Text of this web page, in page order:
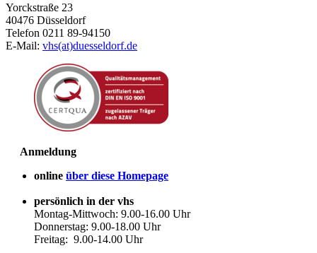
Yorckstraße 23
40476 Düsseldorf
Telefon 0211 89-94150
E-Mail: vhs(at)duesseldorf.de
Anmeldung
online über diese Homepage
persönlich in der vhs
Montag-Mittwoch: 9.00-16.00 Uhr
Donnerstag: 9.00-18.00 Uhr
Freitag: 9.00-14.00 Uhr